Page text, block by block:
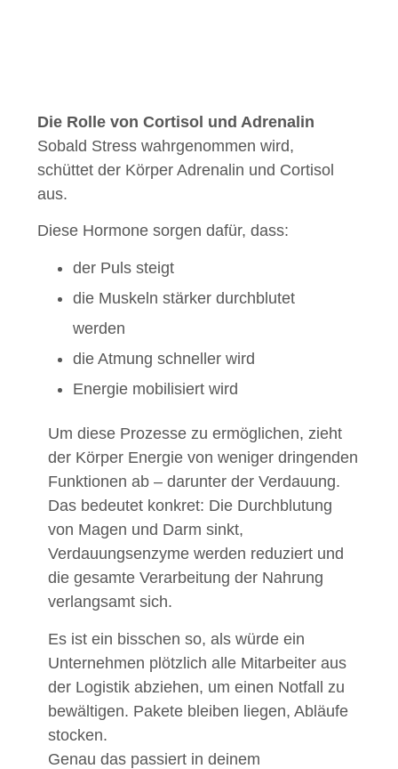
Die Rolle von Cortisol und Adrenalin
Sobald Stress wahrgenommen wird,
schüttet der Körper Adrenalin und Cortisol
aus.
Diese Hormone sorgen dafür, dass:
der Puls steigt
die Muskeln stärker durchblutet
werden
die Atmung schneller wird
Energie mobilisiert wird
Um diese Prozesse zu ermöglichen, zieht
der Körper Energie von weniger dringenden
Funktionen ab – darunter der Verdauung.
Das bedeutet konkret: Die Durchblutung
von Magen und Darm sinkt,
Verdauungsenzyme werden reduziert und
die gesamte Verarbeitung der Nahrung
verlangsamt sich.
Es ist ein bisschen so, als würde ein
Unternehmen plötzlich alle Mitarbeiter aus
der Logistik abziehen, um einen Notfall zu
bewältigen. Pakete bleiben liegen, Abläufe
stocken.
Genau das passiert in deinem